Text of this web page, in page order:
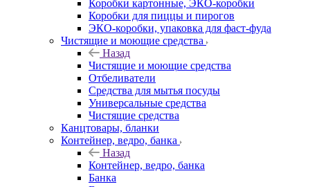
Коробки картонные, ЭКО-коробки
Коробки для пиццы и пирогов
ЭКО-коробки, упаковка для фаст-фуда
Чистящие и моющие средства
Назад
Чистящие и моющие средства
Отбеливатели
Средства для мытья посуды
Универсальные средства
Чистящие средства
Канцтовары, бланки
Контейнер, ведро, банка
Назад
Контейнер, ведро, банка
Банка